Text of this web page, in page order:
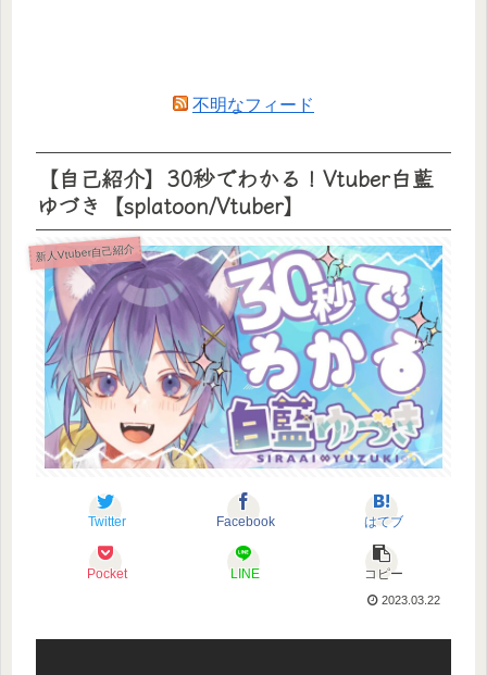
不明なフィード
【自己紹介】30秒でわかる！Vtuber白藍
ゆづき【splatoon/Vtuber】
新人Vtuber自己紹介
Twitter Facebook はてブ
Pocket LINE コピー
2023.03.22